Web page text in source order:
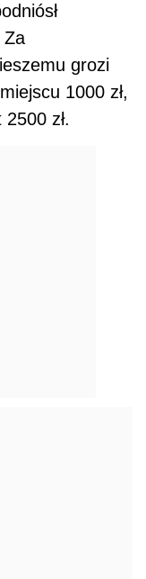
Za
grozi
1000 zł,
zł.